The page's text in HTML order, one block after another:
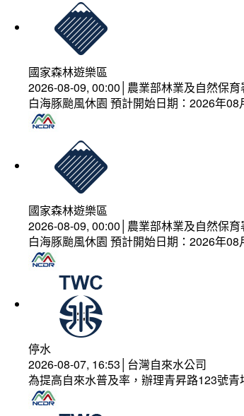
國家森林遊樂區
2026-08-09, 00:00│農業部林業及自然保育
白海豚颱風休園 預計開始日期：2026年
國家森林遊樂區
2026-08-09, 00:00│農業部林業及自然保育
白海豚颱風休園 預計開始日期：2026年
停水
2026-08-07, 16:53│台灣自來水公司
為提高自來水普及率，辦理青昇路123號青